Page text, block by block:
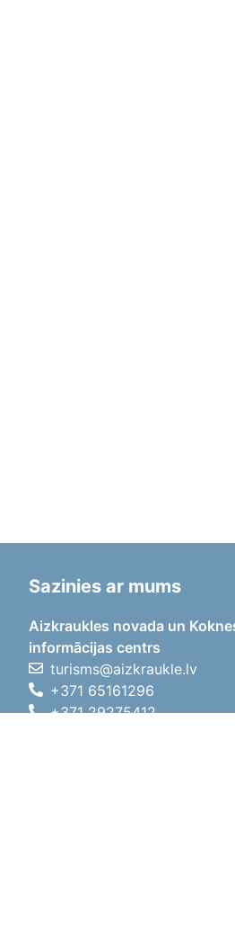
Sazinies ar mums
Aizkraukles novada un
informācijas centrs
turisms@aizkraukle.lv
+371 65161296
+371 29275412